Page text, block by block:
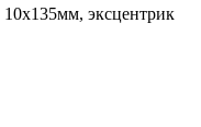
эксцентрик